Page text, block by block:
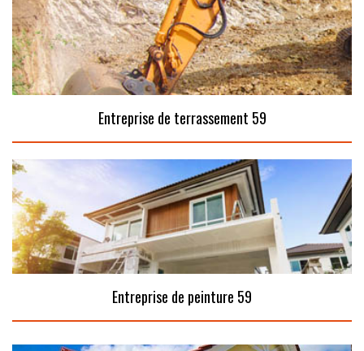
Entreprise de terrassement 59
Entreprise de peinture 59